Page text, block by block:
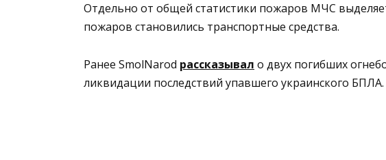
Отдельно от общей статистики пожаров МЧС
пожаров становились транспортные средства.
Ранее SmolNarod рассказывал о двух погибших
ликвидации последствий упавшего украинского БПЛА.